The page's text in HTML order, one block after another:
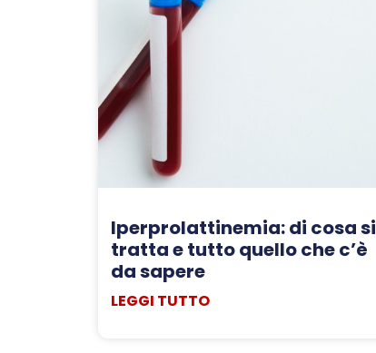
Iperprolattinemia: di cosa si
tratta e tutto quello che c’è
da sapere
LEGGI TUTTO